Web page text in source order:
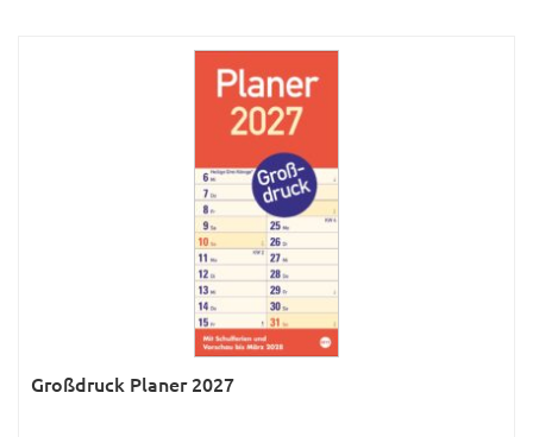
Sternzeichen & Mond
Was ist was; Städte
Großdruck Planer 2027